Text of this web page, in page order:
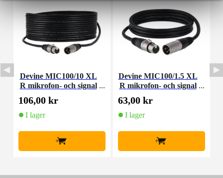
Devine MIC100/10 XL
R mikrofon- och signal
kabel 10 meter
106,00 kr
I lager
+
Devine MIC100/1.5 XL
R mikrofon- och signal
kabel 1,5 meter
63,00 kr
I lager
+